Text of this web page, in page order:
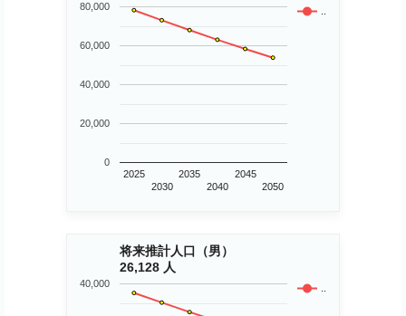
..
2025
2030
2035
2040
2045
2050
0
20,000
40,000
60,000
80,000
将来推計人口（男）
26,128 人
..
40,000